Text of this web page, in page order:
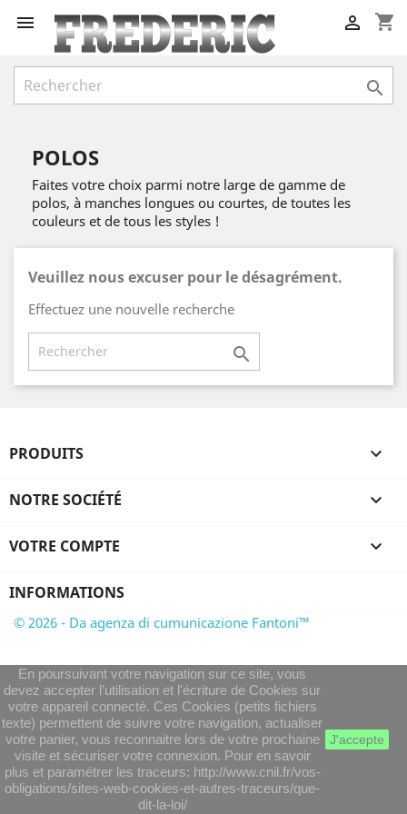
 shopping_cart


POLOS
Faites votre choix parmi notre large de gamme de
polos, à manches longues ou courtes, de toutes les
couleurs et de tous les styles !
Veuillez nous excuser pour le désagrément.
Effectuez une nouvelle recherche

PRODUITS 
NOTRE SOCIÉTÉ 
VOTRE COMPTE 
INFORMATIONS
En poursuivant votre navigation sur ce site, vous
devez accepter l’utilisation et l'écriture de Cookies sur
votre appareil connecté. Ces Cookies (petits fichiers
texte) permettent de suivre votre navigation, actualiser
votre panier, vous reconnaitre lors de votre prochaine
visite et sécuriser votre connexion. Pour en savoir
plus et paramétrer les traceurs: http://www.cnil.fr/vos-
obligations/sites-web-cookies-et-autres-traceurs/que-
dit-la-loi/
J'accepte
© 2026 - Da agenza di cumunicazione Fantoni™